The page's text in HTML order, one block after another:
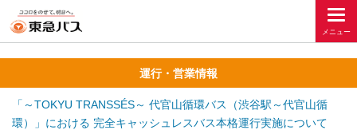
運行・営業情報
「～TOKYU TRANSSÉS～ 代官山循環バス（渋谷駅～代官山循
環）」における 完全キャッシュレスバス本格運行実施について